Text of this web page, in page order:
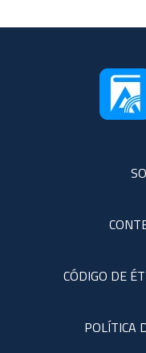
CÓDIGO DE
POLÍTICA